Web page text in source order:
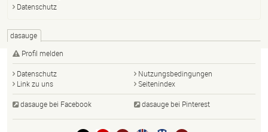
Datenschutz
dasauge
Profil melden
Datenschutz
Nutzungsbedingungen
Link zu uns
Seitenindex
dasauge bei Facebook dasauge bei Pinterest